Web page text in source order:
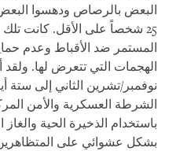
البعض بالرصاص ودهسوا
25 شخصاً على الأقل. كانت تلك
المستمر ضد الأقباط وعدم
نوفمبر/تشرين الثاني إلى ستة
الشرطة العسكرية والأمن
باستخدام الذخيرة الحية
بشكل عشوائي على